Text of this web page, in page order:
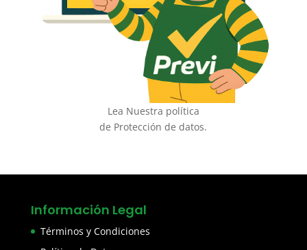
Lea Nuestra política
de Protección de datos.
Información Legal
Términos y Condiciones